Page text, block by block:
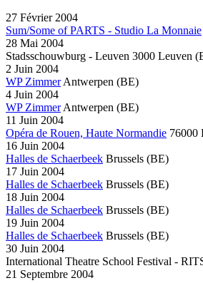
27 Février 2004
Sum/Some of PARTS - Studio La Monnaie
28 Mai 2004
Stadsschouwburg - Leuven 3000 Leuven
2 Juin 2004
WP Zimmer Antwerpen (BE)
4 Juin 2004
WP Zimmer Antwerpen (BE)
11 Juin 2004
Opéra de Rouen, Haute Normandie 76000
16 Juin 2004
Halles de Schaerbeek Brussels (BE)
17 Juin 2004
Halles de Schaerbeek Brussels (BE)
18 Juin 2004
Halles de Schaerbeek Brussels (BE)
19 Juin 2004
Halles de Schaerbeek Brussels (BE)
30 Juin 2004
International Theatre School Festival -
21 Septembre 2004